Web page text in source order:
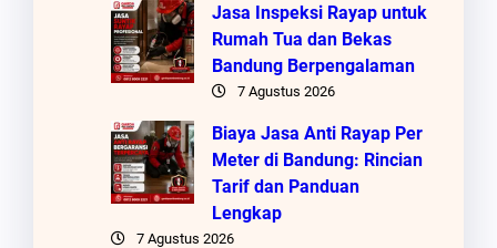
Jasa Inspeksi Rayap untuk
Rumah Tua dan Bekas
Bandung Berpengalaman
7 Agustus 2026
Biaya Jasa Anti Rayap Per
Meter di Bandung: Rincian
Tarif dan Panduan
Lengkap
7 Agustus 2026